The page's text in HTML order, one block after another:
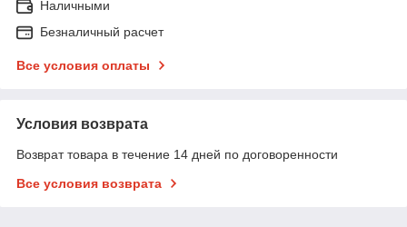
Наличными
Безналичный расчет
Все условия оплаты
Условия возврата
Возврат товара в течение 14 дней по договоренности
Все условия возврата